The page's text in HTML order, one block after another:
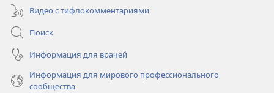
Видео с тифлокомментариями
Поиск
Информация для врачей
Информация для мирового профессионального
сообщества